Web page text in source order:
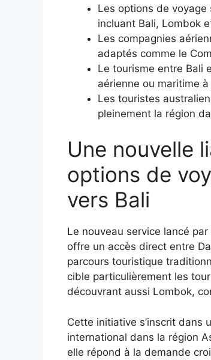
Les options de
incluant Bali, Lombok
Les compagnies
adaptés comme le
Le tourisme entre Bali
aérienne ou maritime
Les touristes
pleinement la région
Une nouvelle
options de
vers Bali
Le nouveau service lancé
offre un accès direct entre
parcours touristique
cible particulièrement les
découvrant aussi Lombok,
Cette initiative s’inscrit dans
international dans la région
elle répond à la demande